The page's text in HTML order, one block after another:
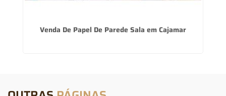
Venda De Papel De Parede Sala em Cajamar